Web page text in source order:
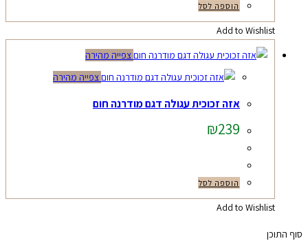
הוספה לסל
Add to Wishlist
צפייה מהירה
צפייה מהירה
אזה זכוכית עגולה דגם מודרנה חום
₪239
הוספה לסל
Add to Wishlist
סוף התוכן